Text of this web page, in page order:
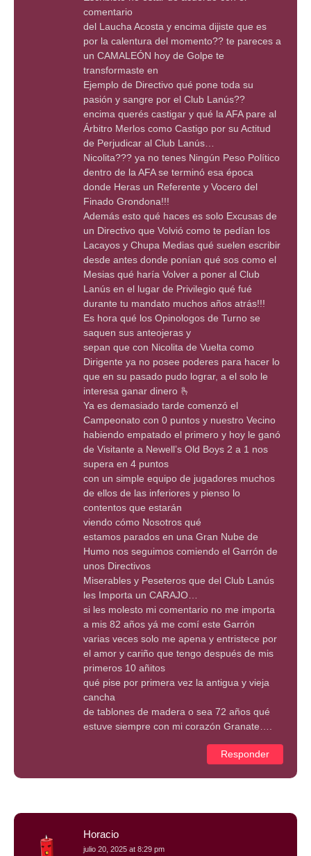
comentario
del Laucha Acosta y encima dijiste que es
por la calentura del momento?? te pareces a
un CAMALEÓN hoy de Golpe te
transformaste en
Ejemplo de Directivo qué pone toda su
pasión y sangre por el Club Lanús??
encima querés castigar y qué la AFA pare al
Árbitro Merlos como Castigo por su Actitud
de Perjudicar al Club Lanús…
Nicolita??? ya no tenes Ningún Peso Político
dentro de la AFA se terminó esa época
donde Heras un Referente y Vocero del
Finado Grondona!!!
Además esto qué haces es solo Excusas de
un Directivo que Volvió como te pedían los
Lacayos y Chupa Medias qué suelen escribir
desde antes donde ponían qué sos como el
Mesias qué haría Volver a poner al Club
Lanús en el lugar de Privilegio qué fué
durante tu mandato muchos años atrás!!!
Es hora qué los Opinologos de Turno se
saquen sus anteojeras y
sepan que con Nicolita de Vuelta como
Dirigente ya no posee poderes para hacer lo
que en su pasado pudo lograr, a el solo le
interesa ganar dinero 🫰
Ya es demasiado tarde comenzó el
Campeonato con 0 puntos y nuestro Vecino
habiendo empatado el primero y hoy le ganó
de Visitante a Newell’s Old Boys 2 a 1 nos
supera en 4 puntos
con un simple equipo de jugadores muchos
de ellos de las inferiores y pienso lo
contentos que estarán
viendo cómo Nosotros qué
estamos parados en una Gran Nube de
Humo nos seguimos comiendo el Garrón de
unos Directivos
Miserables y Peseteros que del Club Lanús
les Importa un CARAJO…
si les molesto mi comentario no me importa
a mis 82 años yá me comí este Garrón
varias veces solo me apena y entristece por
el amor y cariño que tengo después de mis
primeros 10 añitos
qué pise por primera vez la antigua y vieja
cancha
de tablones de madera o sea 72 años qué
estuve siempre con mi corazón Granate….
Responder
Horacio
julio 20, 2025 at 8:29 pm